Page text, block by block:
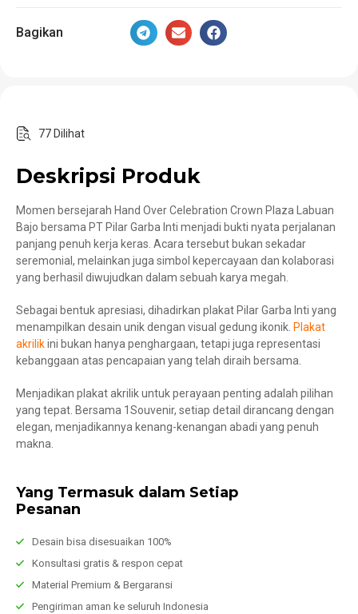
Bagikan
77 Dilihat
Deskripsi Produk
Momen bersejarah Hand Over Celebration Crown Plaza Labuan
Bajo bersama PT Pilar Garba Inti menjadi bukti nyata perjalanan
panjang penuh kerja keras. Acara tersebut bukan sekadar
seremonial, melainkan juga simbol kepercayaan dan kolaborasi
yang berhasil diwujudkan dalam sebuah karya megah.
Sebagai bentuk apresiasi, dihadirkan plakat Pilar Garba Inti yang
menampilkan desain unik dengan visual gedung ikonik. Plakat
akrilikini bukan hanya penghargaan, tetapi juga representasi
kebanggaan atas pencapaian yang telah diraih bersama.
Menjadikan plakat akrilik untuk perayaan penting adalah pilihan
yang tepat. Bersama 1Souvenir, setiap detail dirancang dengan
elegan, menjadikannya kenang-kenangan abadi yang penuh
makna.
Yang Termasuk dalam Setiap
Pesanan
Desain bisa disesuaikan 100%
Konsultasi gratis & respon cepat
Material Premium & Bergaransi
Pengiriman aman ke seluruh Indonesia